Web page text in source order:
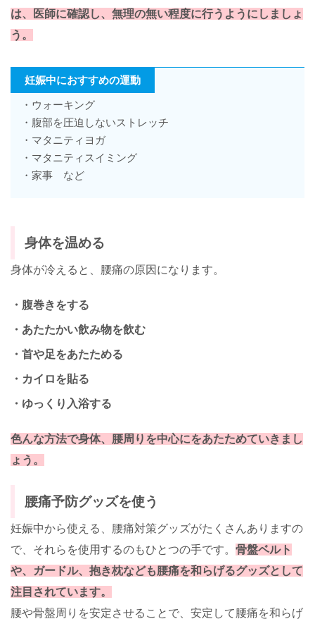
は、医師に確認し、無理の無い程度に行うようにしましょ
う。
妊娠中におすすめの運動
・ウォーキング
・腹部を圧迫しないストレッチ
・マタニティヨガ
・マタニティスイミング
・家事 など
身体を温める
身体が冷えると、腰痛の原因になります。
・腹巻きをする
・あたたかい飲み物を飲む
・首や足をあたためる
・カイロを貼る
・ゆっくり入浴する
色んな方法で身体、腰周りを中心にをあたためていきまし
ょう。
腰痛予防グッズを使う
妊娠中から使える、腰痛対策グッズがたくさんありますの
で、それらを使用するのもひとつの手です。 骨盤ベルト
や、ガードル、抱き枕なども腰痛を和らげるグッズとして
注目されています。
腰や骨盤周りを安定させることで、安定して腰痛を和らげ